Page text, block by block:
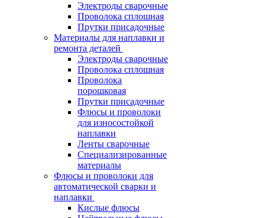
Электроды сварочные
Проволока сплошная
Прутки присадочные
Материалы для наплавки и
ремонта деталей
Электроды сварочные
Проволока сплошная
Проволока
порошковая
Прутки присадочные
Флюсы и проволоки
для износостойкой
наплавки
Ленты сварочные
Специализированные
материалы
Флюсы и проволоки для
автоматической сварки и
наплавки
Кислые флюсы